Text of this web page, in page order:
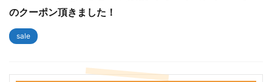
のクーポン頂きました！
sale